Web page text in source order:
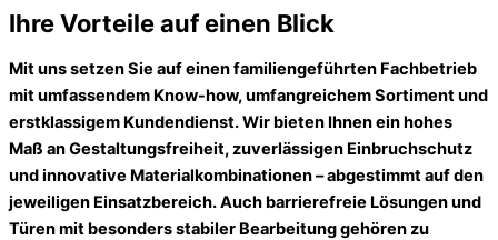
Ihre Vorteile auf einen Blick
Mit uns setzen Sie auf einen familiengeführten Fachbetrieb
mit umfassendem Know-how, umfangreichem Sortiment und
erstklassigem Kundendienst. Wir bieten Ihnen ein hohes
Maß an Gestaltungsfreiheit, zuverlässigen Einbruchschutz
und innovative Materialkombinationen – abgestimmt auf den
jeweiligen Einsatzbereich. Auch barrierefreie Lösungen und
Türen mit besonders stabiler Bearbeitung gehören zu